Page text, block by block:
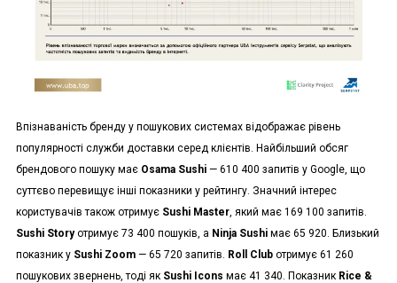
Впізнаваність бренду у пошукових системах відображає рівень
популярності служби доставки серед клієнтів. Найбільший обсяг
брендового пошуку має Osama Sushi— 610 400 запитів у Google, що
суттєво перевищує інші показники у рейтингу. Значний інтерес
користувачів також отримує Sushi Master, який має 169 100 запитів.
Sushi Storyотримує 73 400 пошуків, а Ninja Sushiмає 65 920. Близький
показник у Sushi Zoom— 65 720 запитів. Roll Clubотримує 61 260
пошукових звернень, тоді як Sushi Icons має 41 340. Показник Rice &